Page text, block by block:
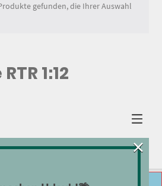
1:12
gefunden, die Ihrer Auswahl
×